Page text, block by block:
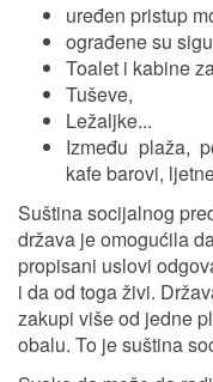
uređen pristup
ograđene su
Toalet i kabine
Tuševe,
Ležaljke...
Između plaža,
kafe barovi,
Suština socijalnog
država je omogućila
propisani uslovi
i da od toga živi.
zakupi više od jedne
obalu. To je suština